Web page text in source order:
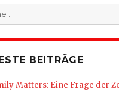
BEITRÄGE
Matters: Eine Frage der